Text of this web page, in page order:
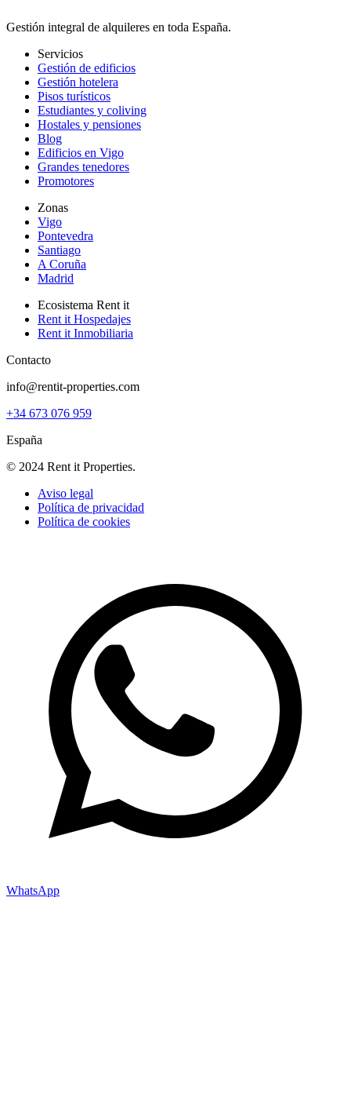
Gestión integral de alquileres en toda España.
Servicios
Gestión de edificios
Gestión hotelera
Pisos turísticos
Estudiantes y coliving
Hostales y pensiones
Blog
Edificios en Vigo
Grandes tenedores
Promotores
Zonas
Vigo
Pontevedra
Santiago
A Coruña
Madrid
Ecosistema Rent it
Rent it Hospedajes
Rent it Inmobiliaria
Contacto
info@rentit-properties.com
+34 673 076 959
España
© 2024 Rent it Properties.
Aviso legal
Política de privacidad
Política de cookies
WhatsApp